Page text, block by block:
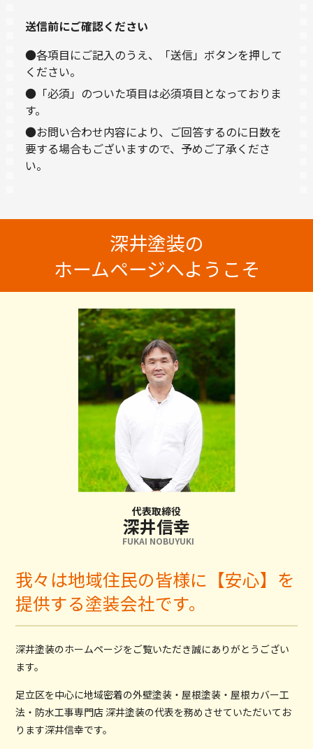
送信前にご確認ください
●各項目にご記入のうえ、「送信」ボタンを押して
ください。
●「必須」のついた項目は必須項目となっておりま
す。
●お問い合わせ内容により、ご回答するのに日数を
要する場合もございますので、予めご了承くださ
い。
深井塗装の
ホームページへようこそ
代表取締役
深井信幸
FUKAI NOBUYUKI
我々は地域住民の皆様に【安心】を
提供する塗装会社です。
深井塗装のホームページをご覧いただき誠にありがとうござい
ます。
足立区を中心に地域密着の外壁塗装・屋根塗装・屋根カバー工
法・防水工事専門店 深井塗装の代表を務めさせていただいてお
ります深井信幸です。